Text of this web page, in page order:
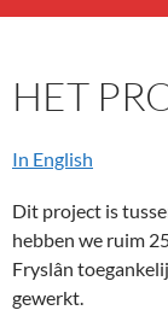
HET
In English
Dit project is
hebben we ruim
Fryslân
gewerkt.